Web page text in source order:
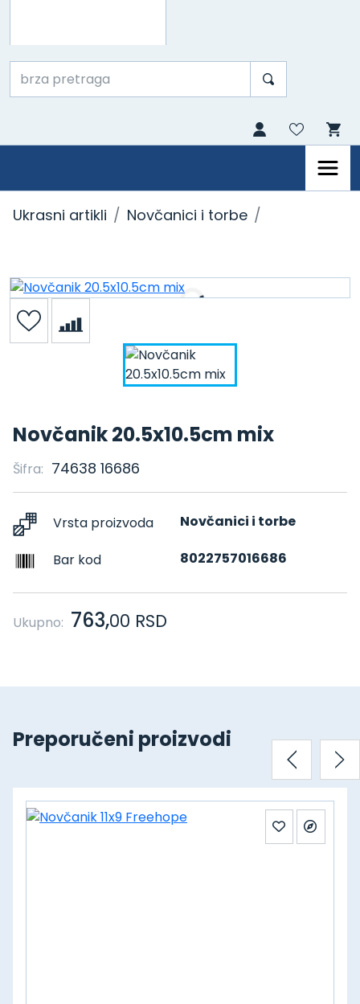
Ukrasni artikli Novčanici i torbe
Novčanik 20.5x10.5cm mix
Šifra: 74638 16686
Vrsta proizvoda Novčanici i torbe
Bar kod 8022757016686
Ukupno: 763,00 RSD
Preporučeni proizvodi